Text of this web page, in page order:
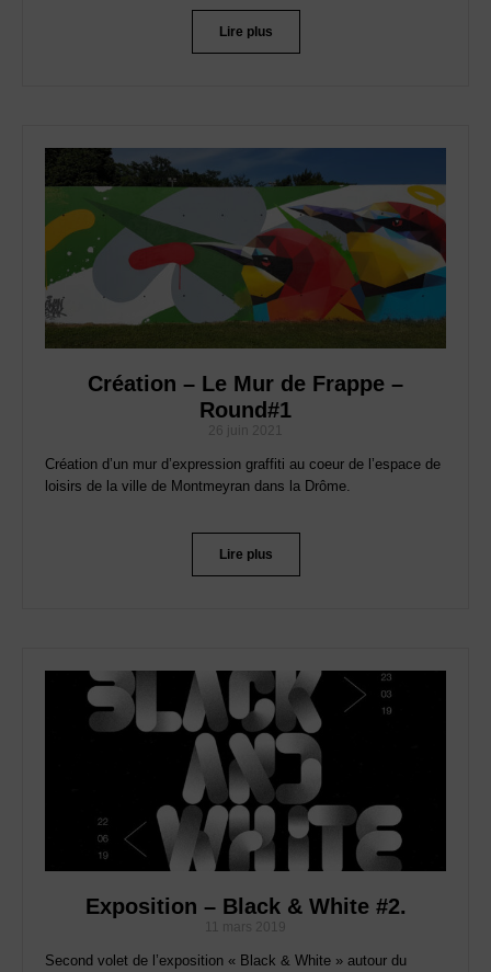
Lire plus
Création – Le Mur de Frappe –
Round#1
26 juin 2021
Création d’un mur d’expression graffiti au coeur de l’espace de
loisirs de la ville de Montmeyran dans la Drôme.
Lire plus
Exposition – Black & White #2.
11 mars 2019
Second volet de l’exposition « Black & White » autour du